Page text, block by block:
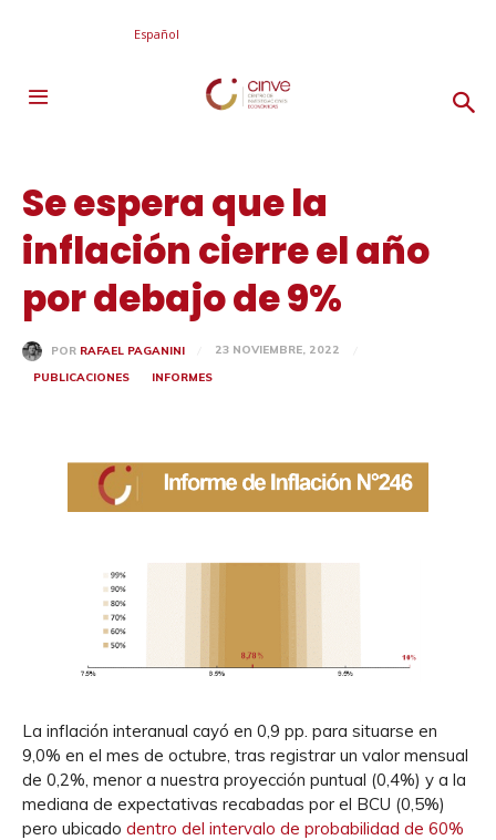
Español
Se espera que la
inflación cierre el año
por debajo de 9%
POR RAFAEL PAGANINI
23 NOVIEMBRE, 2022
PUBLICACIONES
INFORMES
La inflación interanual cayó en 0,9 pp. para situarse en
9,0% en el mes de octubre, tras registrar un valor mensual
de 0,2%, menor a nuestra proyección puntual (0,4%) y a la
mediana de expectativas recabadas por el BCU (0,5%)
pero ubicado dentro del intervalo de probabilidad de 60%